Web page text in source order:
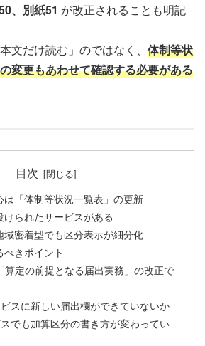
、別紙51 が改正されることも明記
文だけ読む」のではなく、 体制等状
変更もあわせて確認する必要がある
目次
は「体制等状況一覧表」の更新
られたサービスがある
域密着型でも区分表示が細分化
きポイント
算定の前提となる届出実務」の改正で
スに新しい届出欄ができていないか
でも加算区分の書き方が変わってい